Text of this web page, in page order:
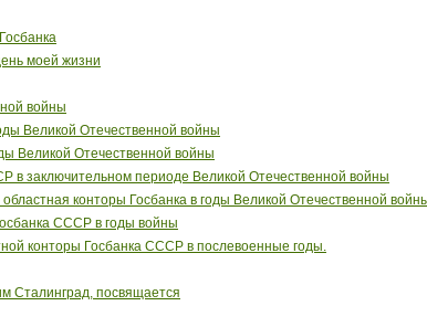
моей жизни
войны
Великой Отечественной войны
Великой Отечественной войны
в заключительном периоде Великой Отечественной войны
областная конторы Госбанка в годы Великой Отечественной
СССР в годы войны
конторы Госбанка СССР в послевоенные годы.
Сталинград, посвящается